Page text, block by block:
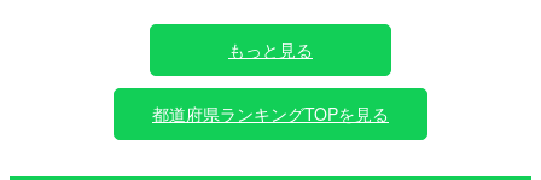
もっと見る
都道府県ランキングTOPを見る